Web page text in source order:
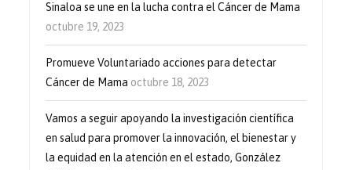
Sinaloa se une en la lucha contra el Cáncer de Mama
octubre 19, 2023
Promueve Voluntariado acciones para detectar
Cáncer de Mama octubre 18, 2023
Vamos a seguir apoyando la investigación científica
en salud para promover la innovación, el bienestar y
la equidad en la atención en el estado, González